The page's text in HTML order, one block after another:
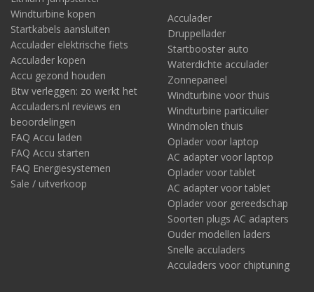
Solar systeem 2000W/dag: welke accu?
Mogelijk zoekt u alleen een passend zonnepaneel en
bijpassende laadregelaar. Zoekt u voor een dagelijks
solar verbruik van 2000Wp ook een accu? Dan kunnen we
het volgende adviseren.
Bij het bepalen van de juiste specificaties van de accu gaan we
uit van een maximale ontlading van 50%. Daarnaast houden we
de genoemde buffer aan van één dag (zie uitgangspunten
bovenaan deze pagina) waarin het systeem ook zonder bijladen
gewoon blijft werken.
Welke capaciteit moet de accu dan hebben? Dat berekenen we
door het wattage van 2000 te vermenigvuldigen met twee: 2000
watt x 2 = 4000 watt. Dit delen we door het voltage: 4000 / 24(V)
= 166,67Ah. Afgerond komen we tot het volgende advies.
Advies: twee van deze 12V accu's van 165Ah, voor het systeem
Victron AGM 12V/165Ah Deep Cycle
Windturbine kopen
Startkabels aansluiten
Acculader elektrische fiets
Acculader kopen
Accu gezond houden
Btw verleggen: zo werkt het
Acculaders.nl reviews en
beoordelingen
FAQ Accu laden
FAQ Accu starten
FAQ Energiesystemen
Sale / uitverkoop
Acculader
Druppellader
Startbooster auto
Waterdichte acculader
Zonnepaneel
Windturbine voor thuis
Windturbine particulier
Windmolen thuis
Oplader voor laptop
AC adapter voor laptop
Oplader voor tablet
AC adapter voor tablet
Oplader voor gereedschap
Soorten plugs AC adapters
Ouder modellen laders
Snelle acculaders
Acculaders voor chiptuning